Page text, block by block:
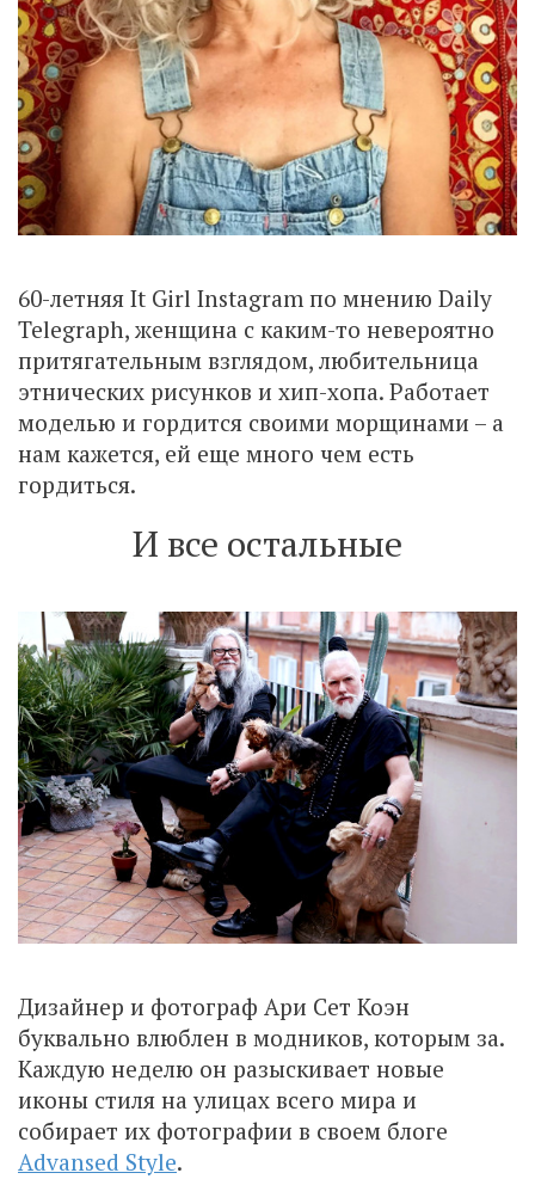
60-летняя It Girl Instagram по мнению Daily
Telegraph, женщина с каким-то невероятно
притягательным взглядом, любительница
этнических рисунков и хип-хопа. Работает
моделью и гордится своими морщинами – а
нам кажется, ей еще много чем есть
гордиться.
И все остальные
Дизайнер и фотограф Ари Сет Коэн
буквально влюблен в модников, которым за.
Каждую неделю он разыскивает новые
иконы стиля на улицах всего мира и
собирает их фотографии в своем блоге
Advansed Style.